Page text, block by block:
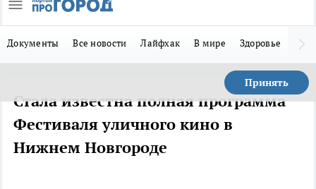
Документы Все новости Лайфхак В мире Здоровье
Принять
Стала известна полная программа
Фестиваля уличного кино в
Нижнем Новгороде